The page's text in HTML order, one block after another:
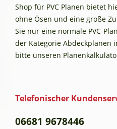
Shop für PVC Planen bietet
ohne Ösen und eine große
Sie nur eine normale PVC-
der Kategorie Abdeckplanen
bitte unseren
Telefonischer
06681 9678446